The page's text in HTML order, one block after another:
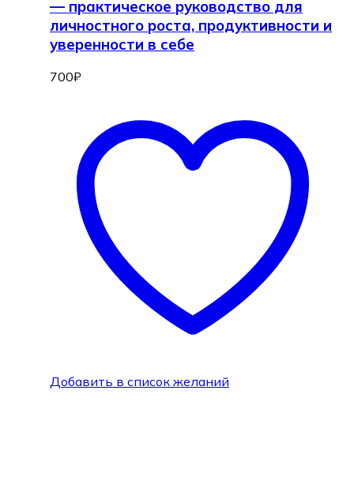
— практическое руководство для
личностного роста, продуктивности и
уверенности в себе
700₽
Добавить в список желаний